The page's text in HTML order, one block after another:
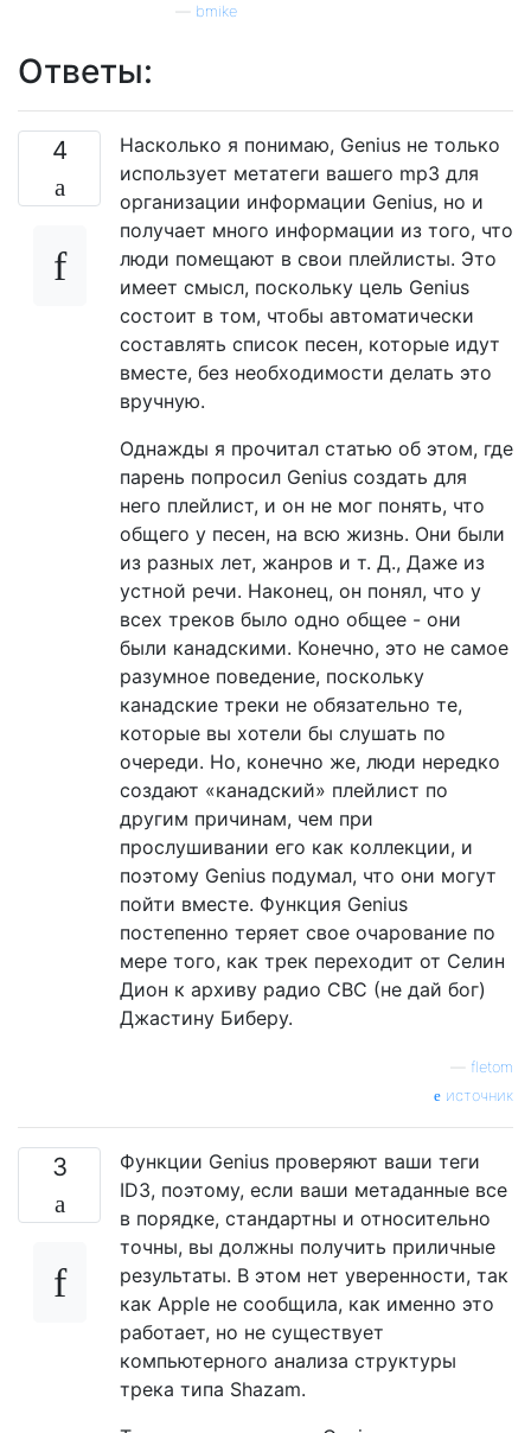
bmike
Ответы:
4
Насколько я понимаю, Genius не только
использует метатеги вашего mp3 для
организации информации Genius, но и
получает много информации из того, что
люди помещают в свои плейлисты. Это
имеет смысл, поскольку цель Genius
состоит в том, чтобы автоматически
составлять список песен, которые идут
вместе, без необходимости делать это
вручную.
Однажды я прочитал статью об этом, где
парень попросил Genius создать для
него плейлист, и он не мог понять, что
общего у песен, на всю жизнь. Они были
из разных лет, жанров и т. Д., Даже из
устной речи. Наконец, он понял, что у
всех треков было одно общее - они
были канадскими. Конечно, это не самое
разумное поведение, поскольку
канадские треки не обязательно те,
которые вы хотели бы слушать по
очереди. Но, конечно же, люди нередко
создают «канадский» плейлист по
другим причинам, чем при
прослушивании его как коллекции, и
поэтому Genius подумал, что они могут
пойти вместе. Функция Genius
постепенно теряет свое очарование по
мере того, как трек переходит от Селин
Дион к архиву радио CBC (не дай бог)
Джастину Биберу.
fletom
источник
3
Функции Genius проверяют ваши теги
ID3, поэтому, если ваши метаданные все
в порядке, стандартны и относительно
точны, вы должны получить приличные
результаты. В этом нет уверенности, так
как Apple не сообщила, как именно это
работает, но не существует
компьютерного анализа структуры
трека типа Shazam.